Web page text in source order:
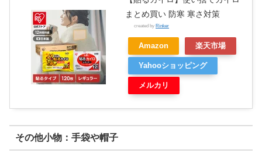
まとめ買い 防寒 寒さ対策
created by Rinker
Amazon 楽天市場
Yahooショッピング
メルカリ
その他小物：手袋や帽子